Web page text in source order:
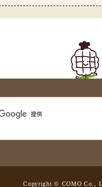
Copyright © COMO Co.,